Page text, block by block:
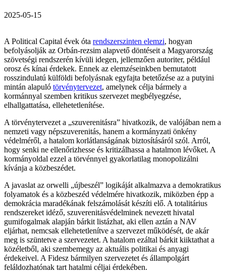
2025-05-15
A Political Capital évek óta rendszerszinten elemzi, hogyan
befolyásolják az Orbán-rezsim alapvető döntéseit a Magyarország
szövetségi rendszerén kívüli idegen, jellemzően autoriter, például
orosz és kínai érdekek. Ennek az elemzéseinkben bemutatott
rosszindulatú külföldi befolyásnak egyfajta betetőzése az a putyini
mintán alapuló törvénytervezet, amelynek célja bármely a
kormánnyal szemben kritikus szervezet megbélyegzése,
elhallgattatása, ellehetetlenítése.
A törvénytervezet a „szuverenitásra” hivatkozik, de valójában nem a
nemzeti vagy népszuverenitás, hanem a kormányzati önkény
védelméről, a hatalom korlátlanságának biztosításáról szól. Arról,
hogy senki ne ellenőrizhesse és kritizálhassa a hatalmon lévőket. A
kormányoldal ezzel a törvénnyel gyakorlatilag monopolizálni
kívánja a közbeszédet.
A javaslat az orwelli „újbeszél” logikáját alkalmazva a demokratikus
folyamatok és a közbeszéd védelmére hivatkozik, miközben épp a
demokrácia maradékának felszámolását készíti elő. A totalitárius
rendszereket idéző, szuverenitásvédelminek nevezett hivatal
gumifogalmak alapján bárkit listázhat, aki ellen aztán a NAV
eljárhat, nemcsak ellehetetlenítve a szervezet működését, de akár
meg is szüntetve a szervezetet. A hatalom ezáltal bárkit kiiktathat a
közéletből, aki szembemegy az aktuális politikai és anyagi
érdekeivel. A Fidesz bármilyen szervezetet és állampolgárt
feláldozhatónak tart hatalmi céljai érdekében.